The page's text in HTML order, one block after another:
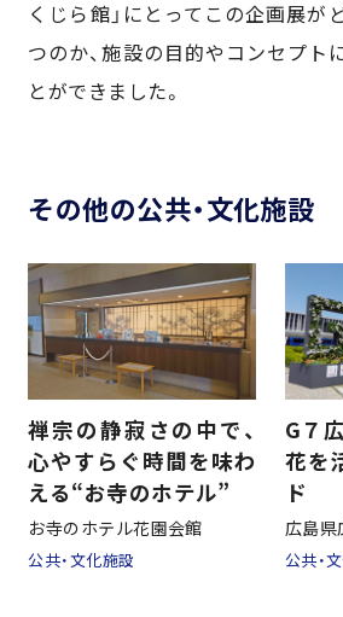
会社情報
事業案内
施工実績
新事業
くじら館」にとってこの企画展が
つのか、施設の目的やコンセプト
とができました。
その他の公共・文化施設
禅宗の静寂さの中で、
心やすらぐ時間を味わ
える“お寺のホテル”
お寺のホテル花園会館
公共・文化施設
G７
花を
ド
広島県
公共・